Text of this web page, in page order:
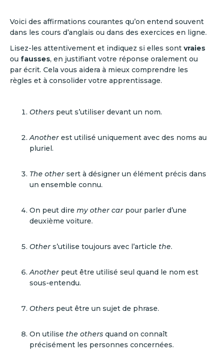
Voici des affirmations courantes qu’on entend souvent
dans les cours d’anglais ou dans des exercices en ligne.
Lisez-les attentivement et indiquez si elles sont vraies
ou fausses, en justifiant votre réponse oralement ou
par écrit. Cela vous aidera à mieux comprendre les
règles et à consolider votre apprentissage.
Others peut s’utiliser devant un nom.
Another est utilisé uniquement avec des noms au
pluriel.
The other sert à désigner un élément précis dans
un ensemble connu.
On peut dire my other car pour parler d’une
deuxième voiture.
Other s’utilise toujours avec l’article the.
Another peut être utilisé seul quand le nom est
sous-entendu.
Others peut être un sujet de phrase.
On utilise the others quand on connaît
précisément les personnes concernées.